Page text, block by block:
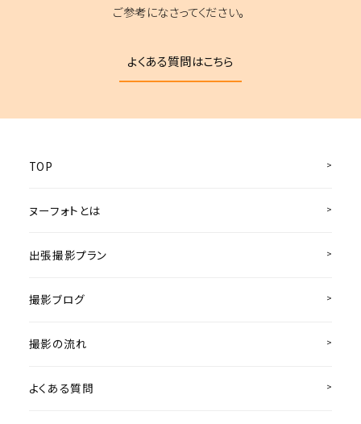
ご参考になさってください。
よくある質問はこちら
TOP
ヌーフォトとは
出張撮影プラン
撮影ブログ
撮影の流れ
よくある質問